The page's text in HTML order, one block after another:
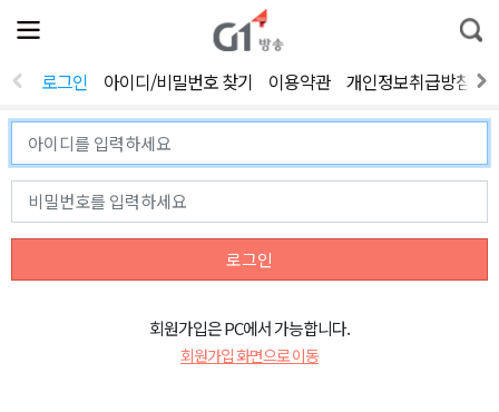
전
체
뉴
열
통
합
색
로그인 아이디/비밀번호 찾기 이용약관 개인정보취급방침
로그인
회원가입은 PC에서 가능합니다.
회원가입 화면으로 이동